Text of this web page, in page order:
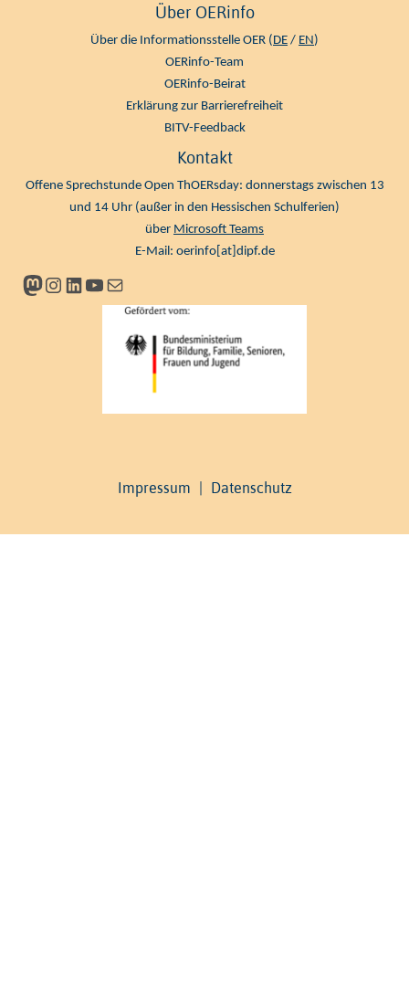
Über OERinfo
Über die Informationsstelle OER (DE / EN)
OERinfo-Team
OERinfo-Beirat
Erklärung zur Barrierefreiheit
BITV-Feedback
Kontakt
Offene Sprechstunde Open ThOERsday: donnerstags zwischen 13
und 14 Uhr (außer in den Hessischen Schulferien)
über Microsoft Teams
E-Mail: oerinfo[at]dipf.de
Mastodon
Instagram
LinkedIn
YouTube
Newsletter
Impressum Datenschutz